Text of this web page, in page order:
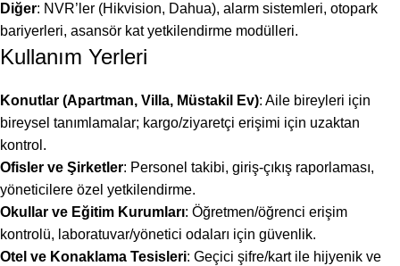
Diğer: NVR’ler (Hikvision, Dahua), alarm sistemleri, otopark
bariyerleri, asansör kat yetkilendirme modülleri.
Kullanım Yerleri
Konutlar (Apartman, Villa, Müstakil Ev): Aile bireyleri için
bireysel tanımlamalar; kargo/ziyaretçi erişimi için uzaktan
kontrol.
Ofisler ve Şirketler: Personel takibi, giriş-çıkış raporlaması,
yöneticilere özel yetkilendirme.
Okullar ve Eğitim Kurumları: Öğretmen/öğrenci erişim
kontrolü, laboratuvar/yönetici odaları için güvenlik.
Otel ve Konaklama Tesisleri: Geçici şifre/kart ile hijyenik ve